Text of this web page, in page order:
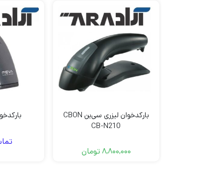
بارکدخوان لیزری سی‌بن CBON
CB-N210
8,800,000تومان